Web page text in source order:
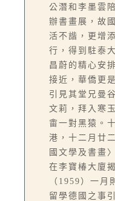
公潛和李墨雲
辦書畫展，故
活不諧，更增
行，得到駐泰
昌蔚的精心安
接近，華僑更
引見其堂兄曼
文莉，拜入寒
畬一對黑猿。
港，十二月廿
國文學及書畫
在李寶椿大廈
（1959）一月
留學德國之事